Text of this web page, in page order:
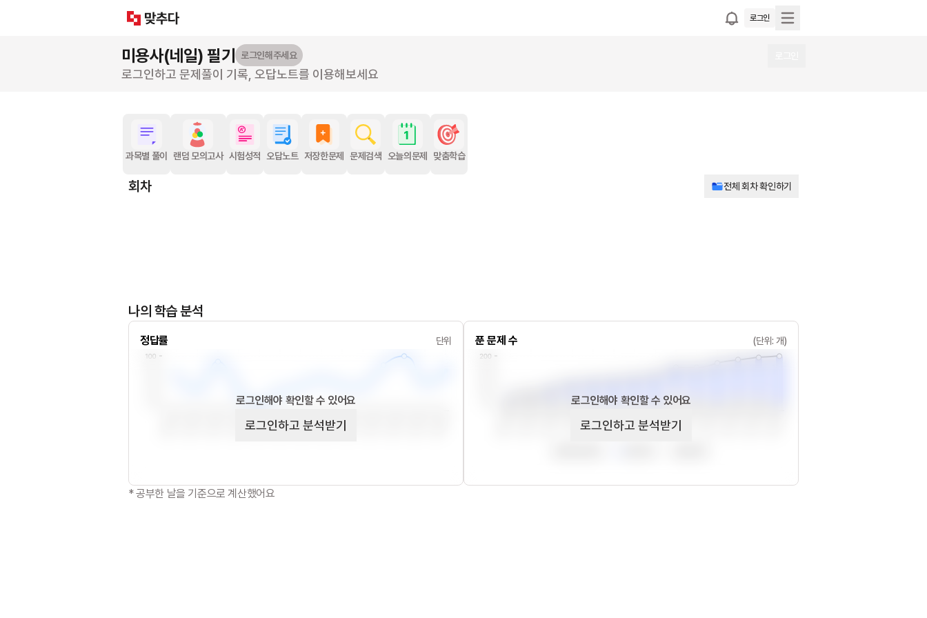
로그인
미용사(네일) 필기 로그인해주세요
로그인하고 문제풀이 기록, 오답노트를 이용해보세요
과목별 풀이 랜덤 모의고사 시험성적 오답노트 저장한문제 문제검색 오늘의문제 맞춤학습
회차 전체 회차 확인하기
나의 학습 분석
정답률 단위
로그인해야 확인할 수 있어요
로그인하고 분석받기
푼 문제 수 (단위: 개)
로그인해야 확인할 수 있어요
로그인하고 분석받기
* 공부한 날을 기준으로 계산했어요